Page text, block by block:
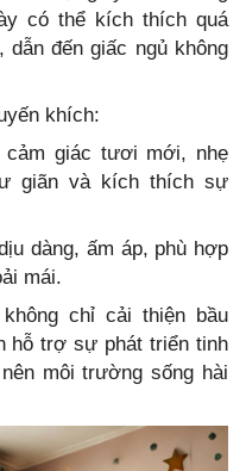
có thể kích thích quá
đến giấc ngủ không
khích:
cảm giác tươi mới, nhẹ
giãn và kích thích sự
dàng, ấm áp, phù hợp
mái.
chỉ cải thiện bầu
hỗ trợ sự phát triển tinh
môi trường sống hài